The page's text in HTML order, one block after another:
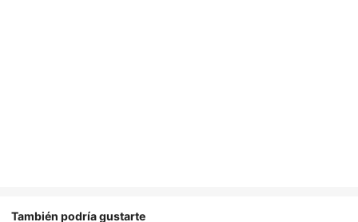
También podría gustarte